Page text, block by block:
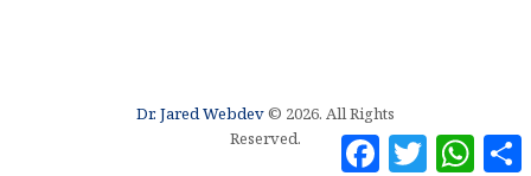
Dr. Jared Webdev© 2026. All Rights
Reserved.
T
W